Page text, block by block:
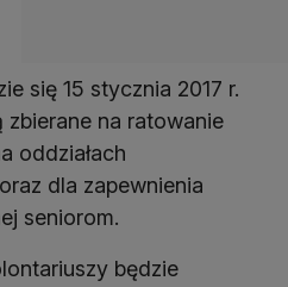
się 15 stycznia 2017 r.
na ratowanie
oddziałach
dla zapewnienia
seniorom.
będzie